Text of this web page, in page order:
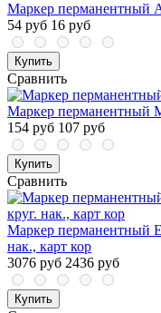
Маркер перманентный
54 руб 16 руб
Купить
Сравнить
Маркер перманентный
154 руб 107 руб
Купить
Сравнить
Маркер перманентный
нак., карт кор
3076 руб 2436 руб
Купить